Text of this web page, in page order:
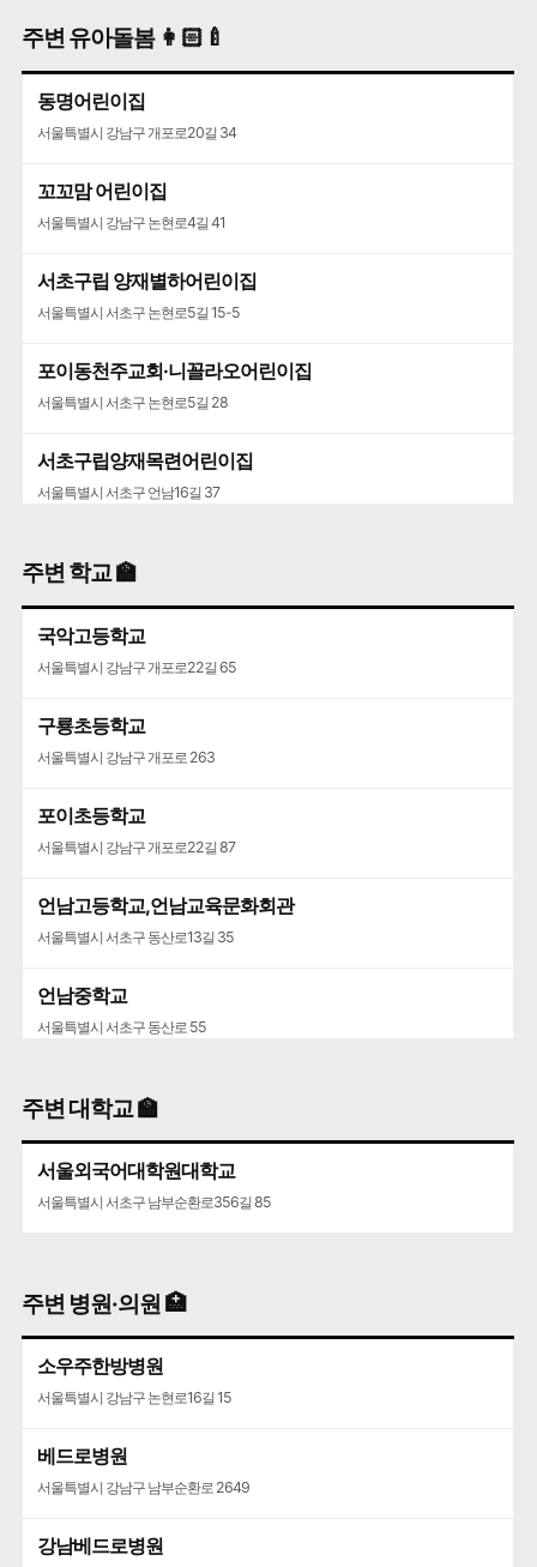
주변 유아돌봄 👩🏻‍🍼
동명어린이집
서울특별시 강남구 개포로20길 34
꼬꼬맘 어린이집
서울특별시 강남구 논현로4길 41
서초구립 양재별하어린이집
서울특별시 서초구 논현로5길 15-5
포이동천주교회·니꼴라오어린이집
서울특별시 서초구 논현로5길 28
서초구립양재목련어린이집
서울특별시 서초구 언남16길 37
주변 학교 🏫
국악고등학교
서울특별시 강남구 개포로22길 65
구룡초등학교
서울특별시 강남구 개포로 263
포이초등학교
서울특별시 강남구 개포로22길 87
언남고등학교,언남교육문화회관
서울특별시 서초구 동산로13길 35
언남중학교
서울특별시 서초구 동산로 55
주변 대학교 🏫
서울외국어대학원대학교
서울특별시 서초구 남부순환로356길 85
주변 병원·의원 🏥
소우주한방병원
서울특별시 강남구 논현로16길 15
베드로병원
서울특별시 강남구 남부순환로 2649
강남베드로병원